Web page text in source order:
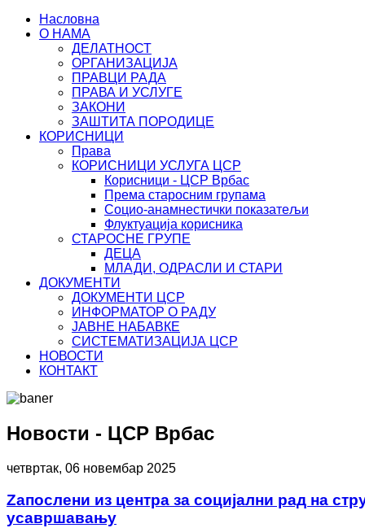
Насловна
О НАМА
ДЕЛАТНОСТ
ОРГАНИЗАЦИЈА
ПРАВЦИ РАДА
ПРАВА И УСЛУГЕ
ЗАКОНИ
ЗАШТИТА ПОРОДИЦЕ
КОРИСНИЦИ
Права
КОРИСНИЦИ УСЛУГА ЦСР
Корисници - ЦСР Врбас
Према старосним групама
Социо-анамнестички показатељи
Флуктуација корисника
СТАРОСНЕ ГРУПЕ
ДЕЦА
МЛАДИ, ОДРАСЛИ И СТАРИ
ДОКУМЕНТИ
ДОКУМЕНТИ ЦСР
ИНФОРМАТОР О РАДУ
ЈАВНЕ НАБАВКЕ
СИСТЕМАТИЗАЦИЈА ЦСР
НОВОСТИ
КОНТАКТ
Новости - ЦСР Врбас
четвртак, 06 новембар 2025
Zапослени из центра за социјални рад на
усавршавању